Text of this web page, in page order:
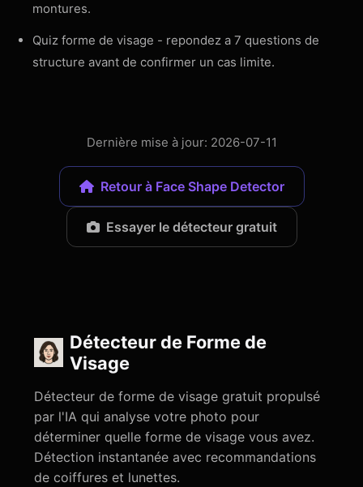
montures.
Quiz forme de visage - repondez a 7 questions de
structure avant de confirmer un cas limite.
Dernière mise à jour: 2026-07-11
Retour à Face Shape Detector
Essayer le détecteur gratuit
Détecteur de Forme de
Visage
Détecteur de forme de visage gratuit propulsé
par l'IA qui analyse votre photo pour
déterminer quelle forme de visage vous avez.
Détection instantanée avec recommandations
de coiffures et lunettes.